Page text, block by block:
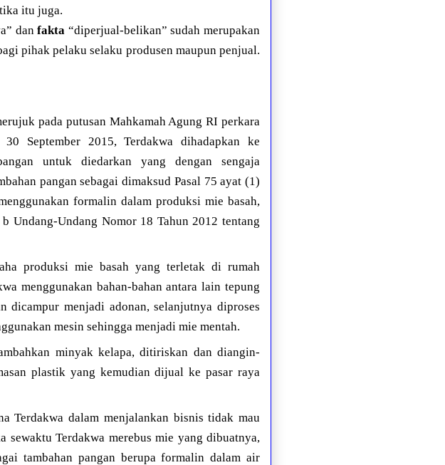
itu juga.
danfakta “diperjual-belikan” sudah merupakan
pihak pelaku selaku produsen maupun penjual.
pada putusan Mahkamah Agung RI perkara
September 2015, Terdakwa dihadapkan ke
untuk diedarkan yang dengan sengaja
pangan sebagai dimaksud Pasal 75 ayat (1)
formalin dalam produksi mie basah,
Undang-Undang Nomor 18 Tahun 2012 tentang
produksi mie basah yang terletak di rumah
menggunakan bahan-bahan antara lain tepung
dicampur menjadi adonan, selanjutnya diproses
mesin sehingga menjadi mie mentah.
minyak kelapa, ditiriskan dan diangin-
plastik yang kemudian dijual ke pasar raya
Terdakwa dalam menjalankan bisnis tidak mau
sewaktu Terdakwa merebus mie yang dibuatnya,
tambahan pangan berupa formalin dalam air